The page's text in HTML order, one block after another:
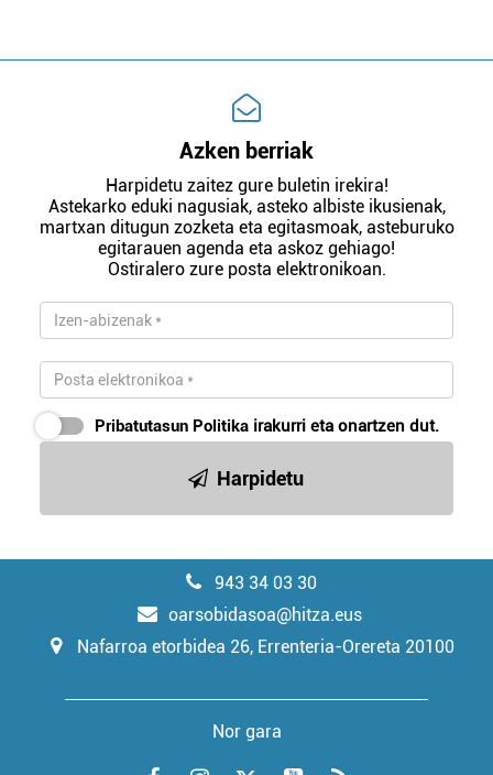
Azken berriak
Harpidetu zaitez gure buletin irekira!
Astekarko eduki nagusiak, asteko albiste ikusienak,
martxan ditugun zozketa eta egitasmoak, asteburuko
egitarauen agenda eta askoz gehiago!
Ostiralero zure posta elektronikoan.
Pribatutasun Politika irakurri eta onartzen dut.
Harpidetu
943 34 03 30
oarsobidasoa@hitza.eus
Nafarroa etorbidea 26, Errenteria-Orereta 20100
Nor gara